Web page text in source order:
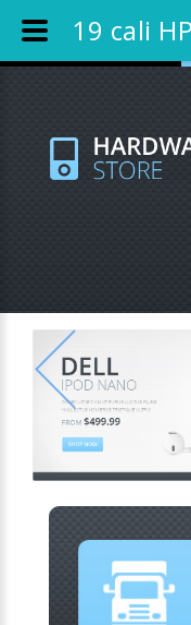
Wyprzedaże
19 cali